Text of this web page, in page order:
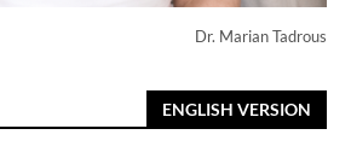
Dr. Marian Tadrous
ENGLISH VERSION